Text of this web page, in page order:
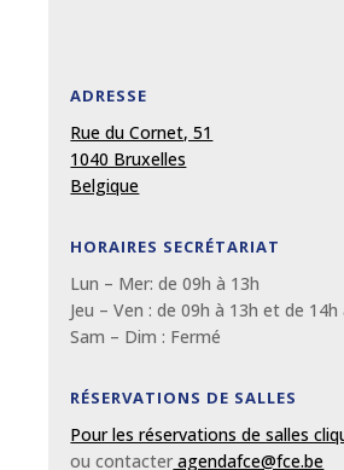
ADRESSE
Rue du Cornet, 51
1040 Bruxelles
Belgique
HORAIRES SECRÉTARIAT
Lun – Mer: de 09h à 13h
Jeu – Ven : de 09h à 13h et de 14h
Sam – Dim : Fermé
RÉSERVATIONS DE SALLES
Pour les réservations de salles
ou contacter agendafce@fce.be